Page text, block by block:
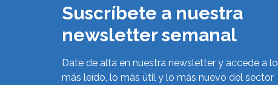
Suscríbete a nuestra
newsletter semanal
Date de alta en nuestra newsletter y accede a lo
más leído, lo más útil y lo más nuevo del sector